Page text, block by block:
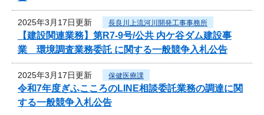
2025年3月17日更新 長良川上流河川開発工事事務所
【建設関連業務】第R7-9号/公共 内ケ谷ダム建設事
業 環境調査業務委託 に関する一般競争入札公告
2025年3月17日更新 保健医療課
令和7年度ぎふこころのLINE相談委託業務の調達に関
する一般競争入札公告